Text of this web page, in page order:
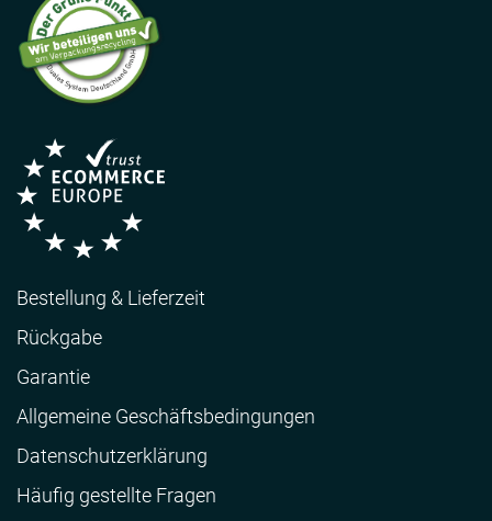
Bestellung & Lieferzeit
Rückgabe
Garantie
Allgemeine Geschäftsbedingungen
Datenschutzerklärung
Häufig gestellte Fragen